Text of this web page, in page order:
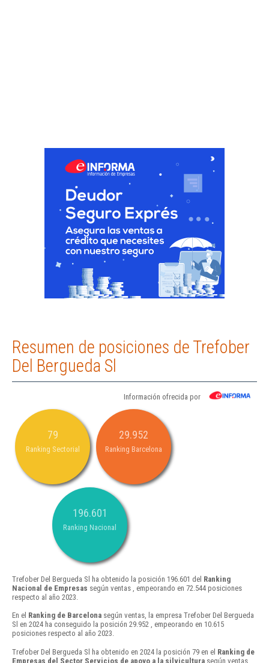
Resumen de posiciones de Trefober
Del Bergueda Sl
Información ofrecida por
79
Ranking Sectorial
29.952
Ranking Barcelona
196.601
Ranking Nacional
Trefober Del Bergueda Sl ha obtenido la posición 196.601 del Ranking
Nacional de Empresas según ventas , empeorando en 72.544 posiciones
respecto al año 2023.
En el Ranking de Barcelona según ventas, la empresa Trefober Del Bergueda
Sl en 2024 ha conseguido la posición 29.952 , empeorando en 10.615
posiciones respecto al año 2023.
Trefober Del Bergueda Sl ha obtenido en 2024 la posición 79 en el Ranking de
Empresas del Sector Servicios de apoyo a la silvicultura según ventas ,